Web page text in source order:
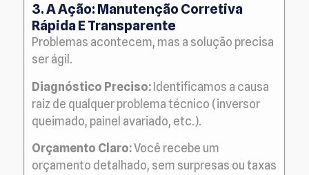
3. A Ação: Manutenção Corretiva
Rápida E Transparente
Problemas acontecem, mas a solução precisa
ser ágil.
Diagnóstico Preciso: Identificamos a causa
raiz de qualquer problema técnico (inversor
queimado, painel avariado, etc.).
Orçamento Claro:Você recebe um
orçamento detalhado, sem surpresas ou taxas